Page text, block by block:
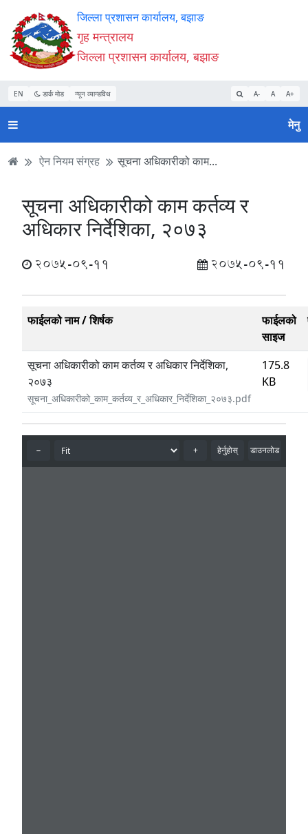
Accessibility
Mode
सुरु
गर्नुहोस्
सामाग्री
पढ्नुहाेस्
नेभिगेसन
पढ्नुहाेस्
वेबसाइट
खोजमा
जानुहोस्
जिल्ला प्रशासन कार्यालय, बझाङ
गृह मन्त्रालय
जिल्ला प्रशासन कार्यालय, बझाङ
EN डार्क मोड न्यून व्यान्डविथ A- A A+
मेनु
ऐन नियम संग्रह सूचना अधिकारीको काम...
सूचना अधिकारीको काम कर्तव्य र
अधिकार निर्देशिका, २०७३
2075-09-11 2075-09-11
फाईलको नाम / शिर्षक
फाईलको
साइज
सूचना अधिकारीको काम कर्तव्य र अधिकार निर्देशिका,
२०७३
सूचना_अधिकारीको_काम_कर्तव्य_र_अधिकार_निर्देशिका_२०७३.pdf
175.8
KB